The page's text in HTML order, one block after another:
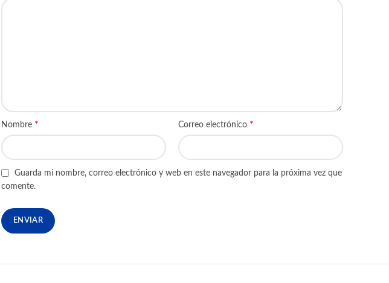
Nombre * Correo electrónico *
Guarda mi nombre, correo electrónico y web en este navegador para la próxima vez que
comente.